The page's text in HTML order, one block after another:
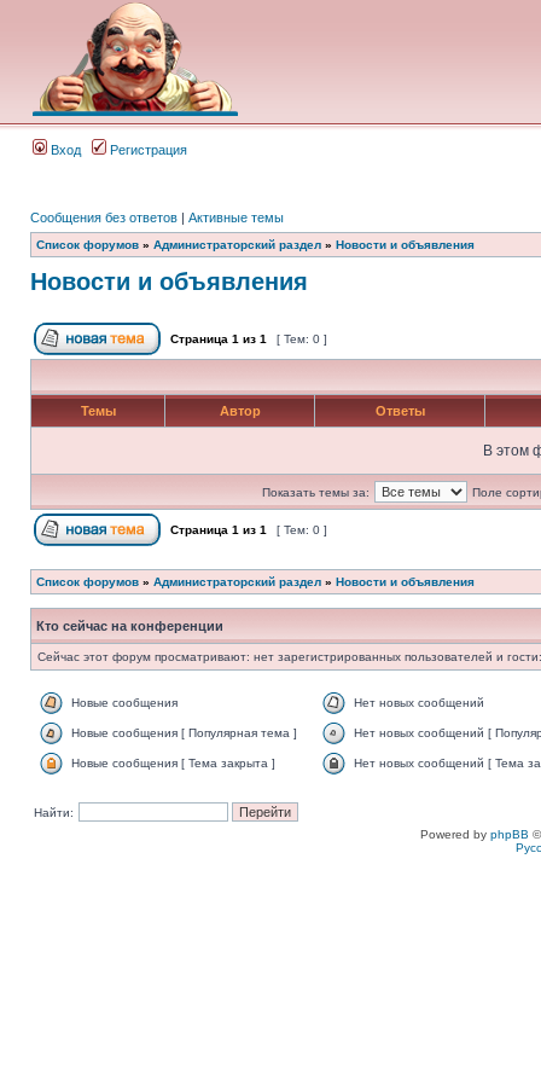
Вход Регистрация
Сообщения без ответов | Активные темы
Список форумов » Администраторский раздел » Новости и объявления
Новости и объявления
Страница 1 из 1 [ Тем: 0 ]
Темы Автор Ответы
В этом
Показать темы за: Поле
Страница 1 из 1 [ Тем: 0 ]
Список форумов » Администраторский раздел » Новости и объявления
Кто сейчас на конференции
Сейчас этот форум просматривают: нет зарегистрированных пользователей и
Новые сообщения Нет новых сообщений
Новые сообщения [ Популярная тема ] Нет новых сообщений [
Новые сообщения [ Тема закрыта ] Нет новых сообщений [ Тема
Найти:
Powered by phpBB